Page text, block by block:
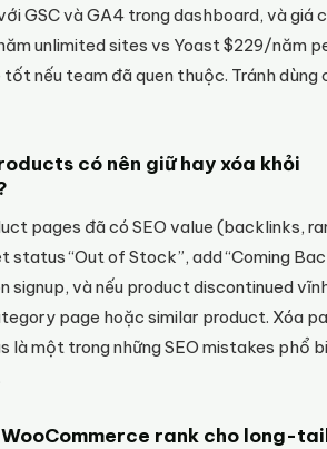
GSC và GA4 trong dashboard, và
unlimited sites vs Yoast $229/năm
nếu team đã quen thuộc. Tránh dùng
có nên giữ hay xóa khỏi
pages đã có SEO value (backlinks,
status “Out of Stock”, add “Coming
signup, và nếu product discontinued
page hoặc similar product. Xóa
là một trong những SEO mistakes phổ
rank cho long-